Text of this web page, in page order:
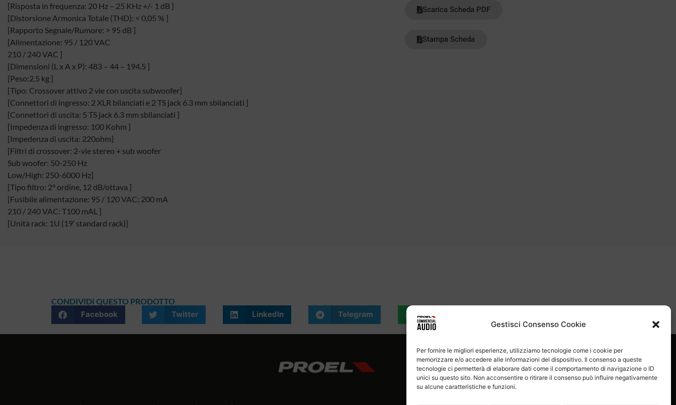
Gestisci Consenso Cookie
Per fornire le migliori esperienze, utilizziamo tecnologie come i cookie per
memorizzare e/o accedere alle informazioni del dispositivo. Il consenso a queste
tecnologie ci permetterà di elaborare dati come il comportamento di navigazione o ID
unici su questo sito. Non acconsentire o ritirare il consenso può influire negativamente
su alcune caratteristiche e funzioni.
[Risposta in frequenza: 20 Hz – 25 KHz +/- 1 dB ]
[Distorsione Armonica Totale (THD): < 0,05 % ]
[Rapporto Segnale/Rumore: > 95 dB ]
[Alimentazione: 95 / 120 VAC
210 / 240 VAC ]
[Dimensioni (L x A x P): 483 – 44 – 194.5 ]
[Peso:2.5 kg ]
[Tipo: Crossover attivo 2 vie con uscita subwoofer]
[Connettori di ingresso: 2 XLR bilanciati e 2 TS jack 6.3 mm sbilanciati ]
[Connettori di uscita: 5 TS jack 6.3 mm sbilanciati ]
[Impedenza di ingresso: 100 Kohm ]
[Impedenza di uscita: 220ohm]
[Filtri di crossover: 2-vie stereo + sub woofer
Sub woofer: 50-250 Hz
Low/High: 250-6000 Hz]
[Tipo filtro: 2° ordine, 12 dB/ottava ]
[Fusibile alimentazione: 95 / 120 VAC: 200 mA
210 / 240 VAC: T100 mAL ]
[Unità rack: 1U (19′ standard rack)]
Scarica Scheda PDF
Stampa Scheda
CONDIVIDI QUESTO PRODOTTO
Facebook
Twitter LinkedIn Telegram WhatsApp